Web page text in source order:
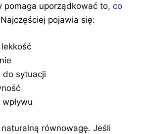
pomaga uporządkować to, co
pojawia się:
do sytuacji
równowagę. Jeśli